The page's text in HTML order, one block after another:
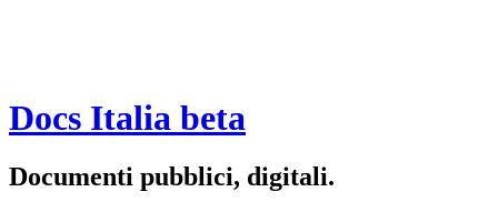
Docs Italia beta
Documenti pubblici, digitali.